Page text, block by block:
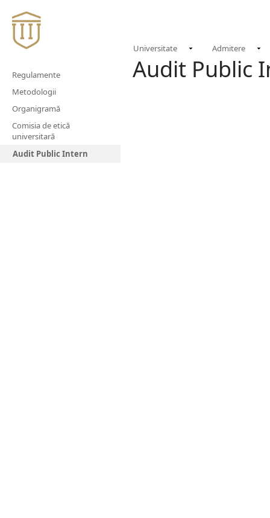
Universitate Admitere
Audit Public
Regulamente
Metodologii
Organigramă
Comisia de etică
universitară
Audit Public Intern